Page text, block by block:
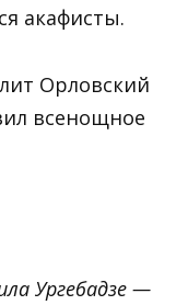
акафисты.
Орловский
всенощное
Ургебадзе —